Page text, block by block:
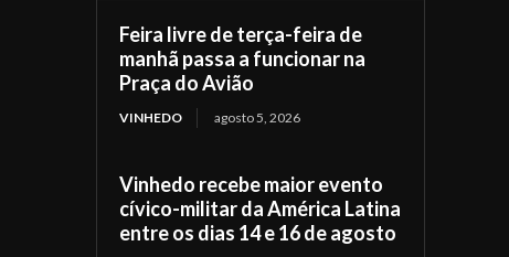
Feira livre de terça-feira de
manhã passa a funcionar na
Praça do Avião
VINHEDO agosto 5, 2026
Vinhedo recebe maior evento
cívico-militar da América Latina
entre os dias 14 e 16 de agosto